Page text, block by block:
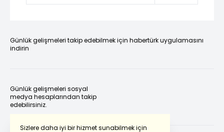
Sizlere daha iyi bir hizmet sunabilmek için
Günlük gelişmeleri takip edebilmek için habertürk uygulamasını
indirin
Günlük gelişmeleri sosyal
medya hesaplarından takip
edebilirsiniz.